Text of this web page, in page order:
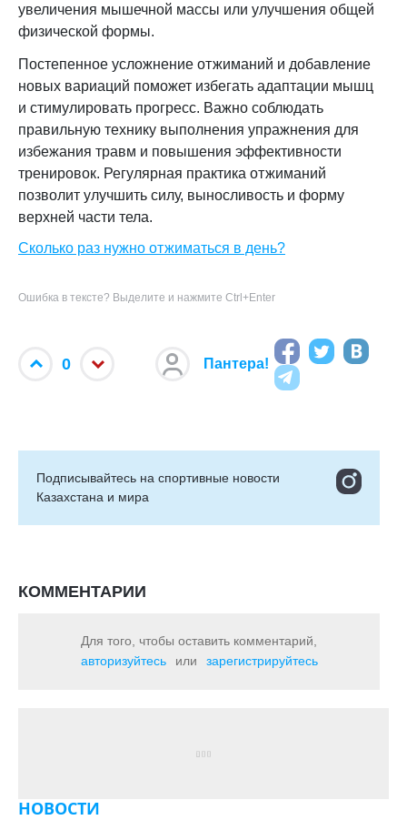
увеличения мышечной массы или улучшения общей
физической формы.
Постепенное усложнение отжиманий и добавление
новых вариаций поможет избегать адаптации мышц
и стимулировать прогресс. Важно соблюдать
правильную технику выполнения упражнения для
избежания травм и повышения эффективности
тренировок. Регулярная практика отжиманий
позволит улучшить силу, выносливость и форму
верхней части тела.
Сколько раз нужно отжиматься в день?
Ошибка в тексте? Выделите и нажмите Ctrl+Enter
0 Пантера!
Подписывайтесь на cпортивные новости
Казахстана и мира
КОММЕНТАРИИ
Для того, чтобы оставить комментарий,
авторизуйтесь
или зарегистрируйтесь
НОВОСТИ